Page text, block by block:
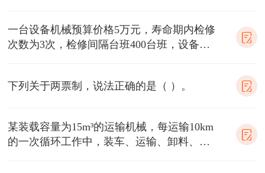
一台设备机械预算价格5万元，寿命期内检修
次数为3次，检修间隔台班400台班，设备残
下列关于两票制，说法正确的是（ ）。
某装载容量为15m³的运输机械，每运输10km
的一次循环工作中，装车、运输、卸料、空